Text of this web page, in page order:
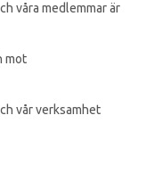
våra medlemmar är
mot
vår verksamhet